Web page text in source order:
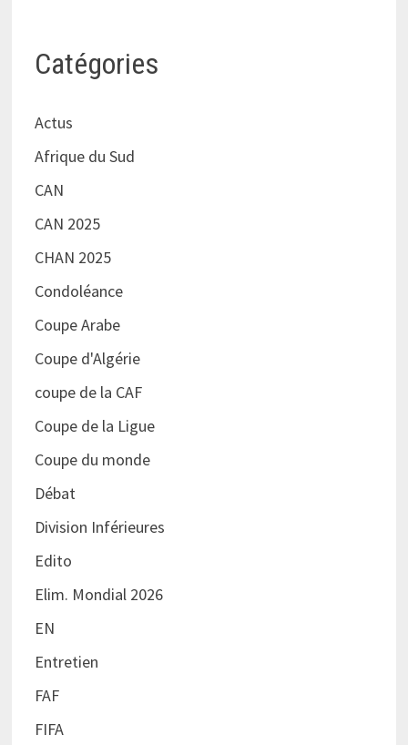
Catégories
Actus
Afrique du Sud
CAN
CAN 2025
CHAN 2025
Condoléance
Coupe Arabe
Coupe d'Algérie
coupe de la CAF
Coupe de la Ligue
Coupe du monde
Débat
Division Inférieures
Edito
Elim. Mondial 2026
EN
Entretien
FAF
FIFA